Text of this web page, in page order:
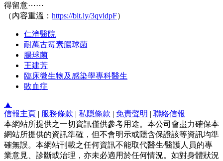
得留意⋯⋯
（內容重溫： https://bit.ly/3qvldpF）
仁濟醫院
耐萬古霉素腸球菌
腸球菌
王建芳
臨床微生物及感染學專科醫生
敗血症
▲
信報主頁 | 服務條款 | 私隱條款 | 免責聲明 | 聯絡信報
本網站所提供之一切資訊僅供參考用途。本公司會盡力確保本
網站所提供的資訊準確，但不會明示或隱含保證該等資訊均準
確無誤。本網站刊載之任何資訊不能取代醫生∕醫護人員的專
業意見、診斷或治理，亦未必適用於任何情況。如對身體狀況